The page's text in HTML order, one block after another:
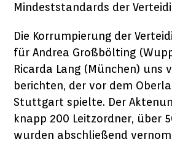
Mindeststandards der
Die Korrumpierung der
für Andrea Großbölting
Ricarda Lang (München) uns
berichten, der vor dem
Stuttgart spielte. Der
knapp 200 Leitzordner, über
wurden abschließend